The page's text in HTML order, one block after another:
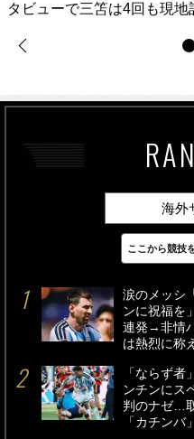
タビューで三笘は4回も現地
海外
最新
涙のメッシ
ンに祝福を
連発→非情
は熱烈に称
「ならず
ンチンにス
判のナゼ…
「カチンバ」
ここから競技